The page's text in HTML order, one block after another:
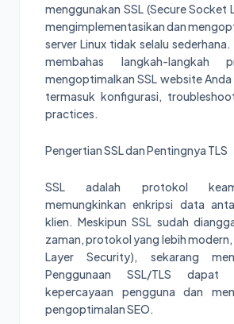
menggunakan SSL (Secure Socket
mengimplementasikan dan
server Linux tidak selalu
membahas langkah-langkah
mengoptimalkan SSL website Anda
termasuk konfigurasi,
practices.
Pengertian SSL dan Pentingnya TLS
SSL adalah protokol
memungkinkan enkripsi data
klien. Meskipun SSL sudah
zaman, protokol yang lebih modern,
Layer Security), sekarang
Penggunaan SSL/TLS dapat
kepercayaan pengguna dan
pengoptimalan SEO.